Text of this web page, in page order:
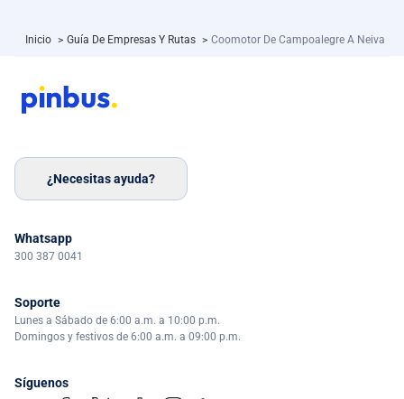
Inicio > Guía De Empresas Y Rutas > Coomotor De Campoalegre A Neiva
¿Necesitas ayuda?
Whatsapp
300 387 0041
Soporte
Lunes a Sábado de 6:00 a.m. a 10:00 p.m.
Domingos y festivos de 6:00 a.m. a 09:00 p.m.
Síguenos